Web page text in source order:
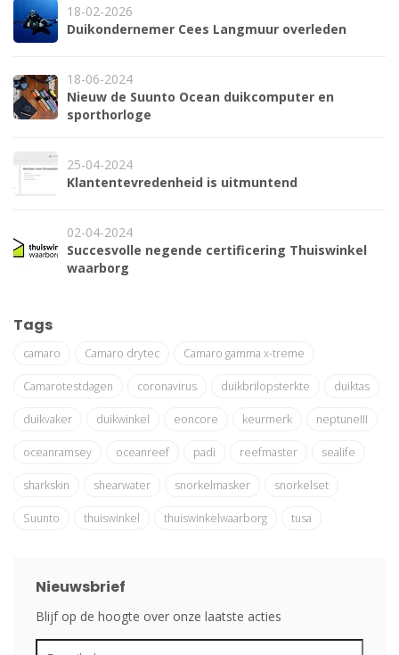
18-02-2026
Duikondernemer Cees Langmuur overleden
18-06-2024
Nieuw de Suunto Ocean duikcomputer en
sporthorloge
25-04-2024
Klantentevredenheid is uitmuntend
02-04-2024
Succesvolle negende certificering Thuiswinkel
waarborg
Tags
camaro Camaro drytec Camaro gamma x-treme
Camarotestdagen coronavirus duikbrilopsterkte duiktas
duikvaker duikwinkel eoncore keurmerk neptuneIII
oceanramsey oceanreef padi reefmaster sealife
sharkskin shearwater snorkelmasker snorkelset
Suunto thuiswinkel thuiswinkelwaarborg tusa
Nieuwsbrief
Blijf op de hoogte over onze laatste acties